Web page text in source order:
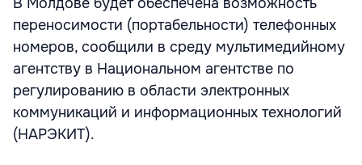
переносимости (портабельности) телефонных
номеров, сообщили в среду мультимедийному
агентству в Национальном агентстве по
регулированию в области электронных
коммуникаций и информационных технологий
(НАРЭКИТ).